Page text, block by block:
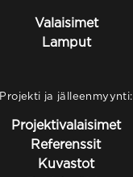
Valaisimet
Lamput
Projekti ja jälleenmyynti:
Projektivalaisimet
Referenssit
Kuvastot